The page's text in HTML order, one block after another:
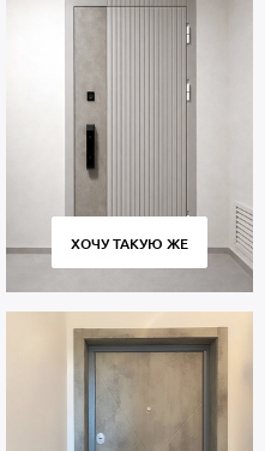
ХОЧУ ТАКУЮ ЖЕ